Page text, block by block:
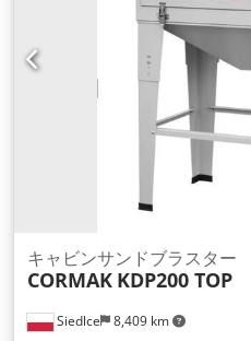
Siedlce 8,409 km
キャビンサンドブラスター
CORMAK KDP200 TOP